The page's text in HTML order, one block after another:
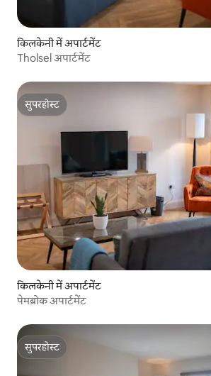
किलकेनी में अपार्टमेंट
Tholsel अपार्टमेंट
सुपरहोस्ट
सुपरहोस्ट
किलकेनी में अपार्टमेंट
पेमब्रोक अपार्टमेंट
सुपरहोस्ट
सुपरहोस्ट